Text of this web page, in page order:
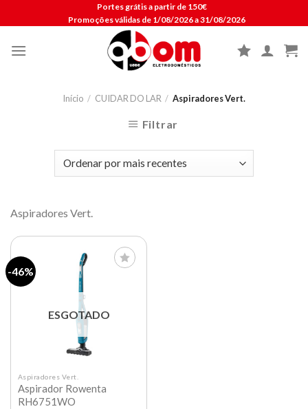
to
Portes grátis a partir de 150€
Promoções válidas de 1/08/2026 a 31/08/2026
Início / CUIDAR DO LAR / Aspiradores Vert.
Filtrar
Aspiradores Vert.
-46%
compras
ESGOTADO
Aspiradores Vert.
Aspirador Rowenta
RH6751WO